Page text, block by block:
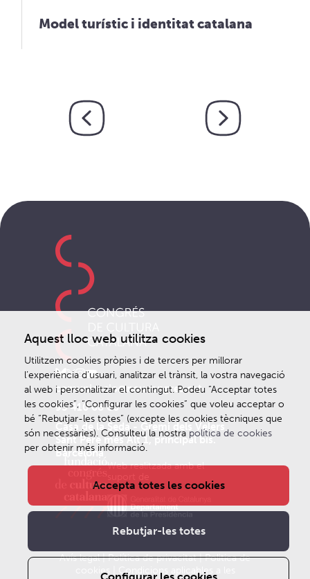
Model turístic i identitat catalana
comunicacio@noucongres.cat
93 410 68 66
Casa de la Seda - Gremi dels Velers
Sant Pere més Alt 1, principal bis.
Barcelona
Web realitzada amb el
Avís legal|Política de privacitat|Politica de
cookies
Condicions aplicables a les
Aquest lloc web utilitza cookies
Utilitzem cookies pròpies i de tercers per millorar
l’experiència d’usuari, analitzar el trànsit, la vostra navegació
al web i personalitzar el contingut. Podeu “Acceptar totes
les cookies”, “Configurar les cookies” que voleu acceptar o
bé “Rebutjar-les totes” (excepte les cookies tècniques que
són necessàries). Consulteu la nostra política de cookies
per obtenir més informació.
Accepta totes les cookies
Rebutjar-les totes